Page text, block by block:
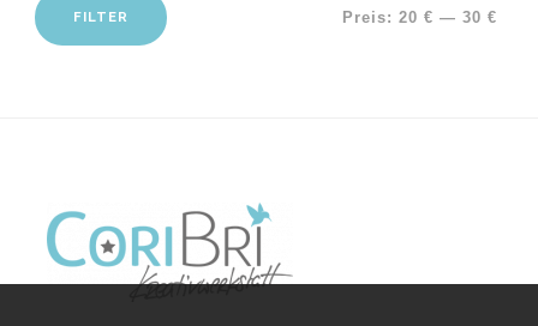
FILTER Preis: 20 € — 30 €